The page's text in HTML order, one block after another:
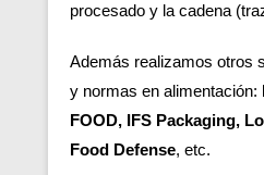
procesado y la cadena
Además realizamos otros
y normas en alimentación:
FOOD, IFS Packaging,
Food Defense, etc.